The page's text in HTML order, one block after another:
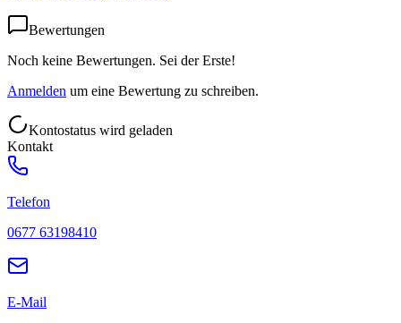
Bewertungen
Noch keine Bewertungen. Sei der Erste!
Anmelden um eine Bewertung zu schreiben.
Kontostatus wird geladen
Kontakt
Telefon
0677 63198410
E-Mail